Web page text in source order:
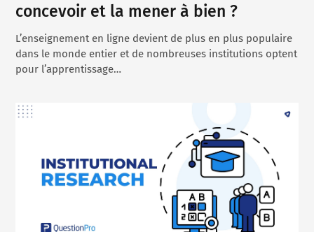
concevoir et la mener à bien ?
L’enseignement en ligne devient de plus en plus populaire
dans le monde entier et de nombreuses institutions optent
pour l’apprentissage…